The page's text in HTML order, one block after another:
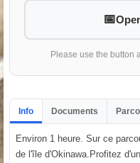
Please use the button
Info Documents
Environ 1 heure. Sur ce
de l'île d'Okinawa.Profitez